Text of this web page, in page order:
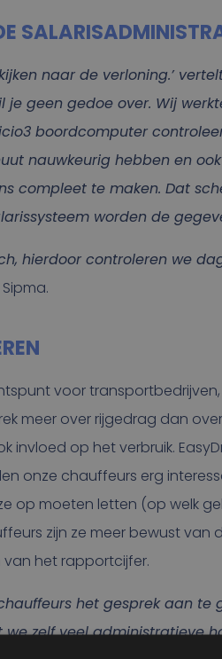
naar de verloning.’
je geen gedoe over. Wij
boordcomputer
nauwkeurig hebben en
compleet te maken. Dat
worden de
hierdoor controleren we
voor
meer over rijgedrag dan
invloed op het verbruik.
onze chauffeurs erg
op moeten letten (op welk
zijn ze meer bewust van
het rapportcijfer.
het gesprek aan te
zelf veel administratieve